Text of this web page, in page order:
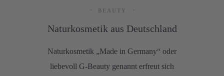
BEAUTY
Naturkosmetik aus Deutschland
Naturkosmetik „Made in Germany“ oder
liebevoll G-Beauty genannt erfreut sich